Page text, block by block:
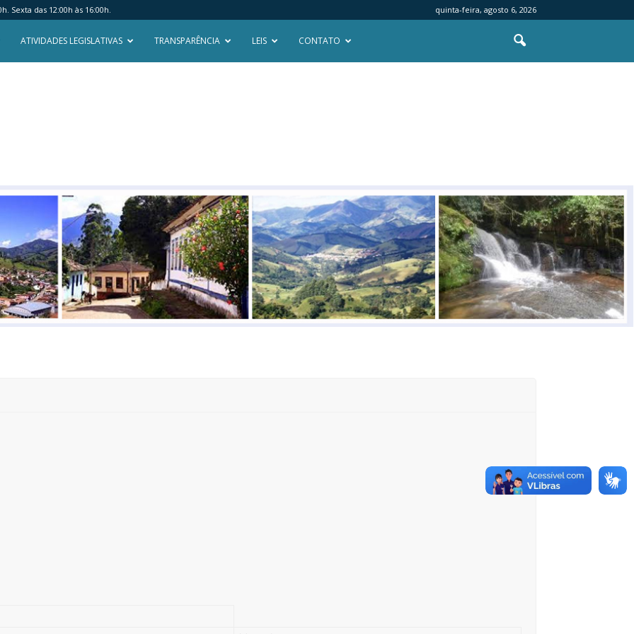
Sexta das 12:00h às 16:00h. quinta-feira, agosto 6, 2026
ATIVIDADES LEGISLATIVAS TRANSPARÊNCIA LEIS CONTATO